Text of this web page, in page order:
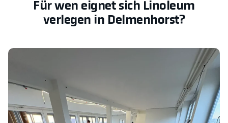
Für wen eignet sich Linoleum
verlegen in Delmenhorst?